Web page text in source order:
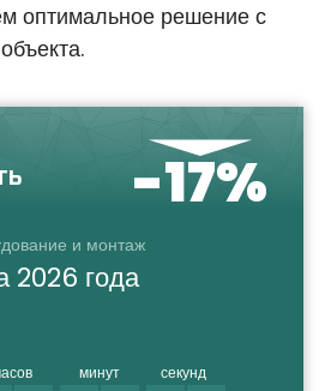
оптимальное решение с
-17%
и монтаж
2026 года
минут секунд